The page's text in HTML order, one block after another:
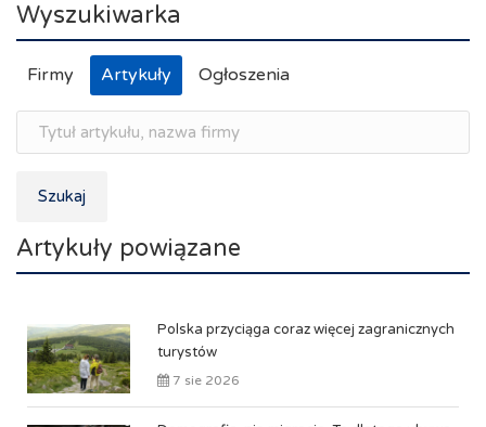
Wyszukiwarka
Firmy Artykuły Ogłoszenia
Szukaj
Artykuły powiązane
Polska przyciąga coraz więcej zagranicznych
turystów
7 sie 2026